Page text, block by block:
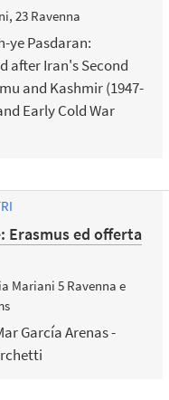
23 Ravenna
ye Pasdaran:
after Iran's Second
and Kashmir (1947-
Early Cold War
Erasmus ed offerta
Mariani 5 Ravenna e
García Arenas -